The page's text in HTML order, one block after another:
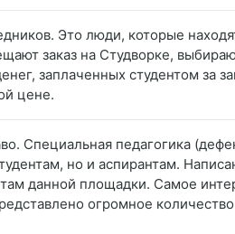
Это люди, которые
заказ на Студворке,
заплаченных студентом
цене.
Специальная педагогика
но и аспирантам.
данной площадки. Самое
огромное